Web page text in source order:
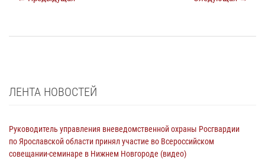
ЛЕНТА НОВОСТЕЙ
Руководитель управления вневедомственной охраны Росгвардии
по Ярославской области принял участие во Всероссийском
совещании-семинаре в Нижнем Новгороде (видео)